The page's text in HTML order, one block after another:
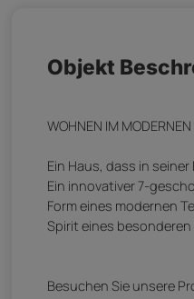
Objekt
WOHNEN IM
Ein Haus, dass in
Ein innovativer 7-
Form eines modernen
Spirit eines
Besuchen Sie unsere